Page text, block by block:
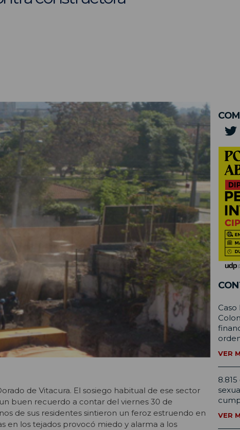
de Vitacura. El sosiego habitual de ese sector
buen recuerdo a contar del viernes 30 de
de sus residentes sintieron un feroz estruendo en
en los tejados provocó miedo y alarma a los
VER
VER